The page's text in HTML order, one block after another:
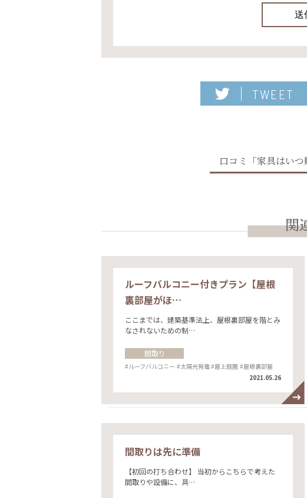
TWEET
口コミ「家具はい
関
ルーフバルコニー付きプラン【屋根
裏部屋がほ…
ここまでは、建築基準法上、屋根裏部屋を階とみ
なされないための制…
間取り
#ルーフバルコニー #太陽光発電#屋上庭園 #屋根裏部屋
2021.05.26
間取りは先に準備
【初回の打ち合わせ】 当初からこちらで考えた
間取りや設備に、具…